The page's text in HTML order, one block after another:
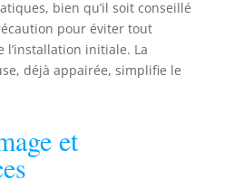
par charge!
Batterie lithium-
ion intégrée, sans
prise fixe.
inclus. ✓ Support
fiable: notre
bien qu’il soit conseillé
pour éviter tout
l’installation initiale. La
déjà appairée, simplifie le
et